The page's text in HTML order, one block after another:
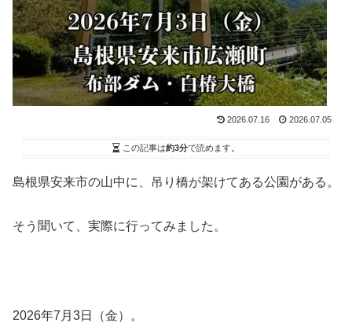
2026.07.16 2026.07.05
この記事は約3分で読めます。
島根県安来市の山中に、吊り橋が架けてある公園がある。
そう聞いて、実際に行ってみました。
2026年7月3日（金）。